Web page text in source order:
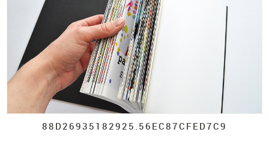
88D26935182925. 56EC87CFED7C9